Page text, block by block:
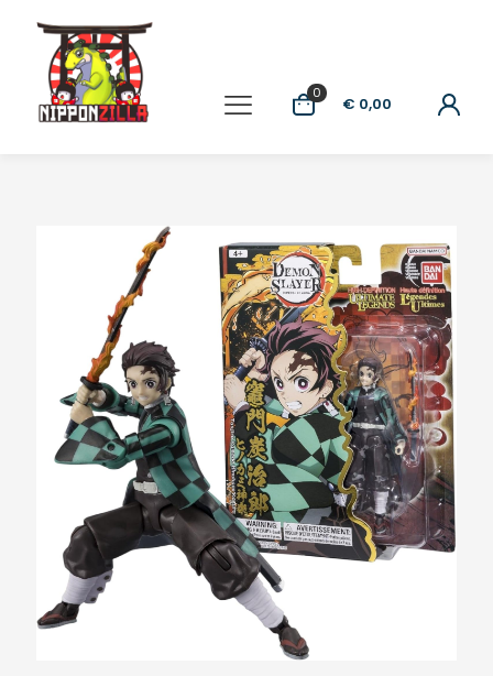
0
€ 0,00